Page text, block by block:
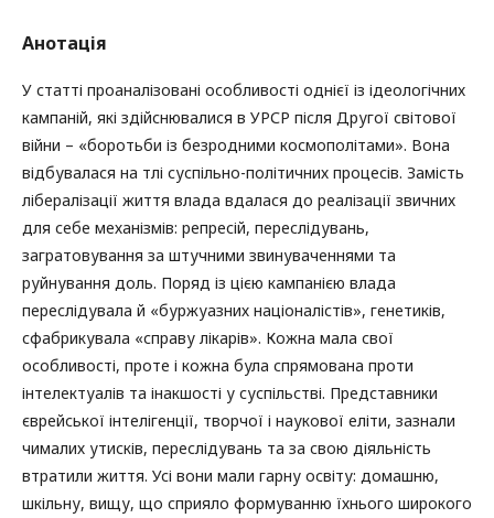
Анотація
У статті проаналізовані особливості однієї із ідеологічних
кампаній, які здійснювалися в УРСР після Другої світової
війни – «боротьби із безродними космополітами». Вона
відбувалася на тлі суспільно-політичних процесів. Замість
лібералізації життя влада вдалася до реалізації звичних
для себе механізмів: репресій, переслідувань,
загратовування за штучними звинуваченнями та
руйнування доль. Поряд із цією кампанією влада
переслідувала й «буржуазних націоналістів», генетиків,
сфабрикувала «справу лікарів». Кожна мала свої
особливості, проте і кожна була спрямована проти
інтелектуалів та інакшості у суспільстві. Представники
єврейської інтелігенції, творчої і наукової еліти, зазнали
чималих утисків, переслідувань та за свою діяльність
втратили життя. Усі вони мали гарну освіту: домашню,
шкільну, вищу, що сприяло формуванню їхнього широкого